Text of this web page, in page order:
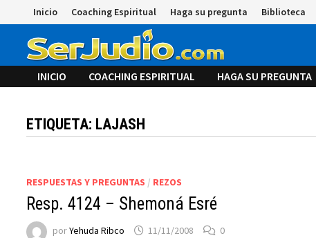
al
contenido
Inicio Coaching Espiritual Haga su pregunta Biblioteca
INICIO COACHING ESPIRITUAL HAGA SU PREGUNTA
ETIQUETA: LAJASH
RESPUESTAS Y PREGUNTAS / REZOS
Resp. 4124 – Shemoná Esré
porYehuda Ribco 11/11/2008 0